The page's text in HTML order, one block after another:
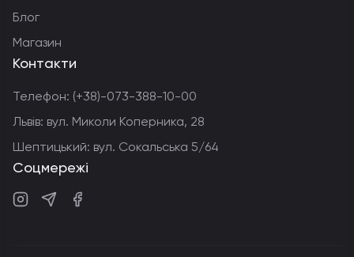
Блог
Магазин
Контакти
Телефон: (+38)-073-388-10-00
Львів: вул. Миколи Коперника, 28
Шептицький: вул. Сокальська 5/64
Соцмережі